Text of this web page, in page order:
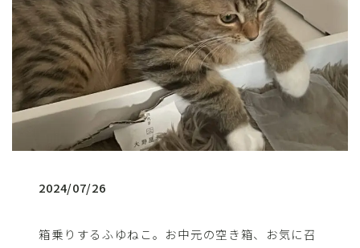
2024/07/26
箱乗りするふゆねこ。お中元の空き箱、お気に召